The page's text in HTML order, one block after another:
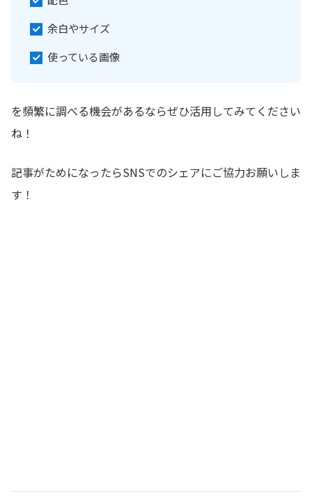
余白やサイズ
使っている画像
を頻繁に調べる機会があるならぜひ活用してみてください
ね！
記事がためになったらSNSでのシェアにご協力お願いしま
す！